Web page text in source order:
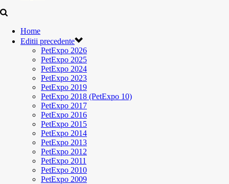
Home
Editii precedente
PetExpo 2026
PetExpo 2025
PetExpo 2024
PetExpo 2023
PetExpo 2019
PetExpo 2018 (PetExpo 10)
PetExpo 2017
PetExpo 2016
PetExpo 2015
PetExpo 2014
PetExpo 2013
PetExpo 2012
PetExpo 2011
PetExpo 2010
PetExpo 2009